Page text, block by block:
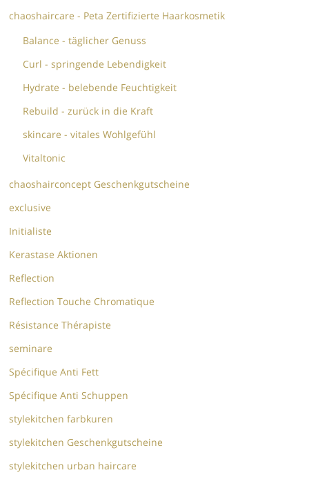
chaoshaircare - Peta Zertifizierte Haarkosmetik
Balance - täglicher Genuss
Curl - springende Lebendigkeit
Hydrate - belebende Feuchtigkeit
Rebuild - zurück in die Kraft
skincare - vitales Wohlgefühl
Vitaltonic
chaoshairconcept Geschenkgutscheine
exclusive
Initialiste
Kerastase Aktionen
Reflection
Reflection Touche Chromatique
Résistance Thérapiste
seminare
Spécifique Anti Fett
Spécifique Anti Schuppen
stylekitchen farbkuren
stylekitchen Geschenkgutscheine
stylekitchen urban haircare